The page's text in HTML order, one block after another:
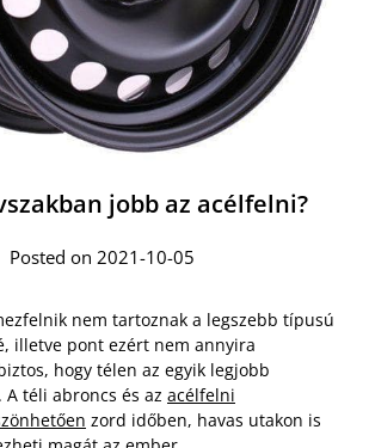
jobb az acélfelni?
Posted on 2021-10-05
nem tartoznak a legszebb típusú
illetve pont ezért nem annyira
hogy télen az egyik legjobb
téli abroncs és az acélfelni
zord időben, havas utakon is